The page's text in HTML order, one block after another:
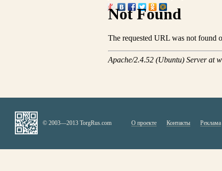
© 2003—2013 TorgRus.com О проекте Контакты Реклама